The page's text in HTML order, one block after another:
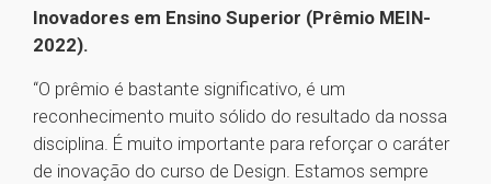
Inovadores em Ensino Superior (Prêmio MEIN-
2022).
“O prêmio é bastante significativo, é um
reconhecimento muito sólido do resultado da nossa
disciplina. É muito importante para reforçar o caráter
de inovação do curso de Design. Estamos sempre